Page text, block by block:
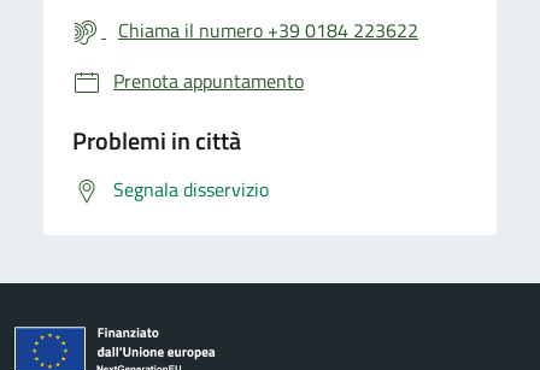
Chiama il numero +39 0184 223622
Prenota appuntamento
Problemi in città
Segnala disservizio